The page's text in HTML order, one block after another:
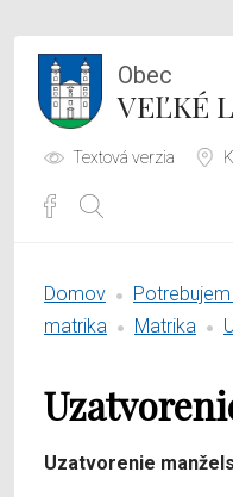
Obec
VEĽKÉ
Textová verzia
Samospráva
Domov
matrika
Matrika
Uzatvorenie